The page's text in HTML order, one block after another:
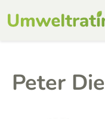
Peter